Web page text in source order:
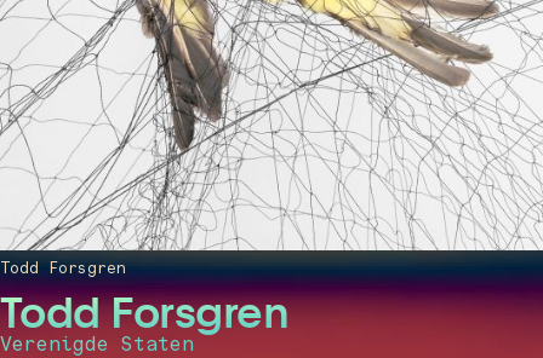
Todd Forsgren
Verenigde Staten
Todd Forsgren